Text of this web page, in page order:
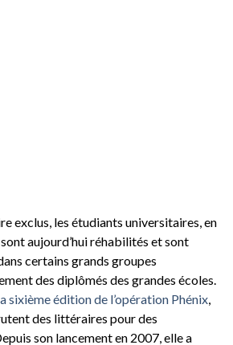
exclus, les étudiants universitaires, en
aujourd’hui réhabilités et sont
certains grands groupes
des diplômés des grandes écoles.
sixième édition de l’opération Phénix
des littéraires pour des
son lancement en 2007, elle a